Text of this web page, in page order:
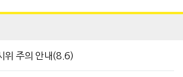
위 주의 안내(8.6)